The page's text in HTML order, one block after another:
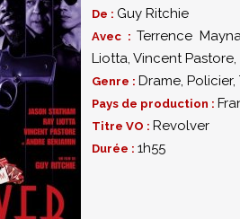
De : Guy Ritchie
Avec : Terrence
Liotta, Vincent Pastore,
Genre : Drame, Policier,
Pays de production :
Titre VO : Revolver
Durée : 1h55